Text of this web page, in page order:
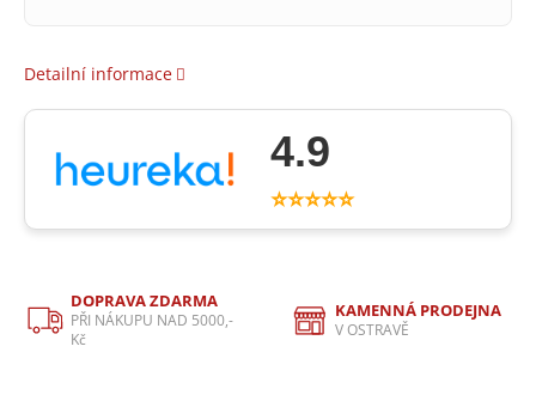
Detailní informace
4.9
⭐⭐⭐⭐⭐
DOPRAVA ZDARMA
PŘI NÁKUPU NAD 5000,-
Kč
KAMENNÁ PRODEJNA
V OSTRAVĚ